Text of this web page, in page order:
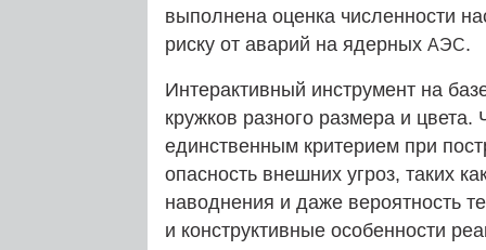
выполнена оценка численности
риску от аварий на ядерных АЭС.
Интерактивный инструмент на
кружков разного размера и
единственным критерием при
опасность внешних угроз, таких
наводнения и даже вероятность
и конструктивные особенности